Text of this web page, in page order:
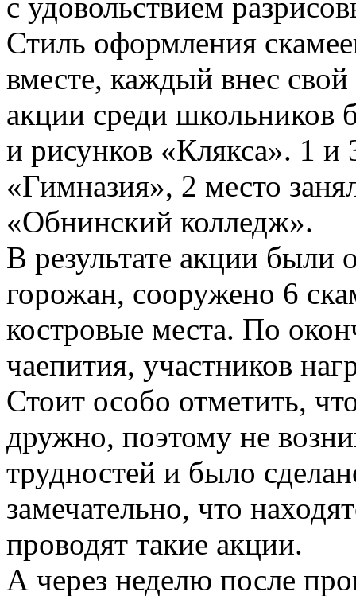
Стиль оформления
вместе, каждый внес
акции среди школьников
и рисунков «Клякса». 1
«Гимназия», 2 место
«Обнинский колледж».
В результате акции были
горожан, сооружено 6
костровые места. По
чаепития, участников
Стоит особо отметить,
дружно, поэтому не
трудностей и было
замечательно, что
проводят такие акции.
А через неделю после